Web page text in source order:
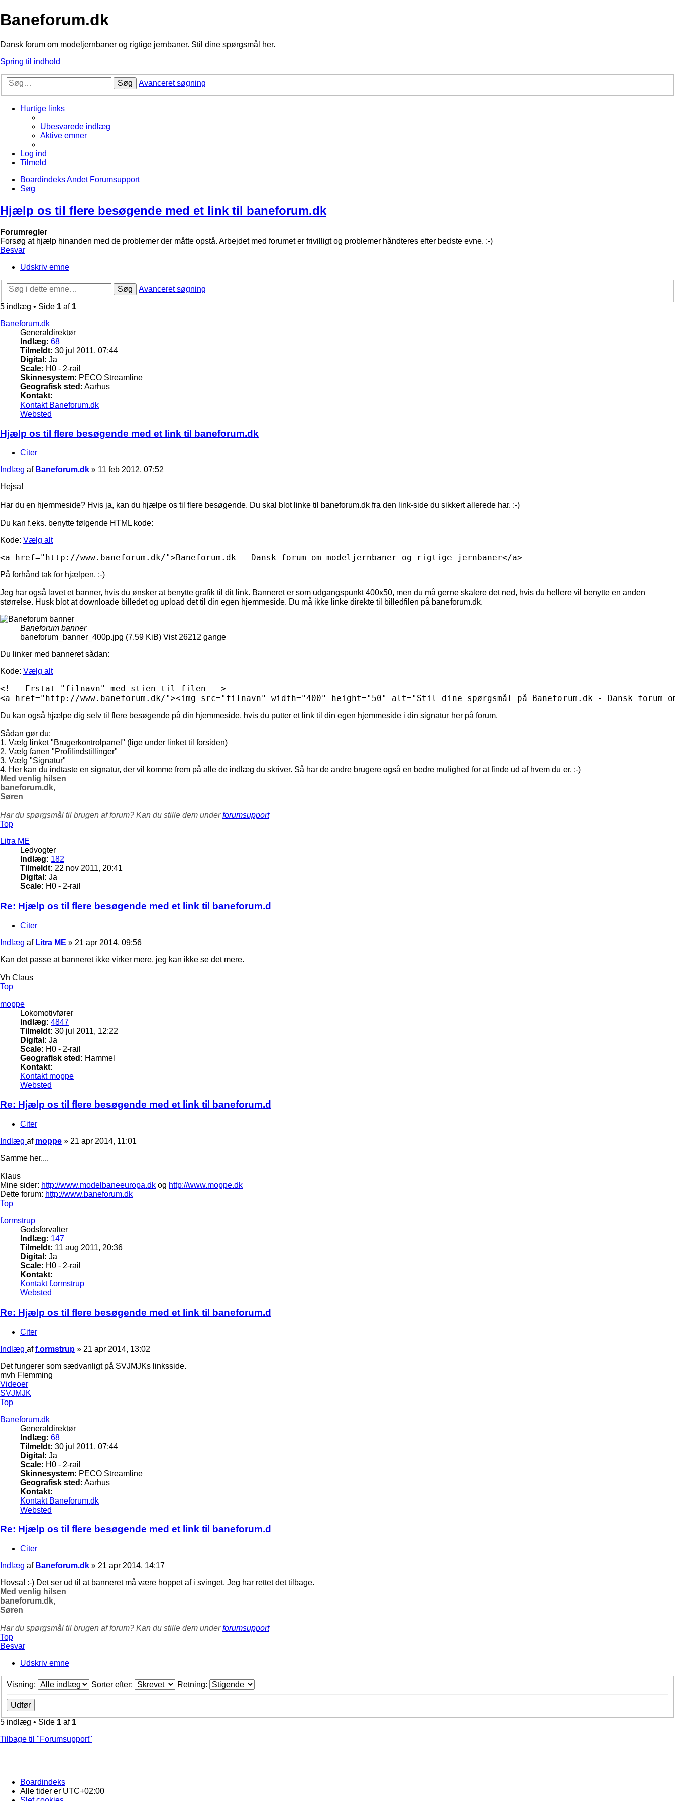
Baneforum.dk
Dansk forum om modeljernbaner og rigtige jernbaner. Stil dine spørgsmål her.
Spring til indhold
Søg Avanceret søgning
Hurtige links
Ubesvarede indlæg
Aktive emner
Log ind
Tilmeld
BoardindeksAndet Forumsupport
Søg
Hjælp os til flere besøgende med et link til baneforum.dk
Forumregler
Forsøg at hjælp hinanden med de problemer der måtte opstå. Arbejdet med forumet er frivilligt og problemer håndteres efter bedste evne. :-)
Besvar
Udskriv emne
Søg
Avanceret søgning
5 indlæg • Side 1 af 1
Baneforum.dk
Generaldirektør
Indlæg: 68
Tilmeldt: 30 jul 2011, 07:44
Digital: Ja
Scale: H0 - 2-rail
Skinnesystem: PECO Streamline
Geografisk sted: Aarhus
Kontakt:
Kontakt Baneforum.dk
Websted
Hjælp os til flere besøgende med et link til baneforum.dk
Citer
Indlæg af Baneforum.dk » 11 feb 2012, 07:52
Hejsa!
Har du en hjemmeside? Hvis ja, kan du hjælpe os til flere besøgende. Du skal blot linke til baneforum.dk fra den link-side du sikkert allerede har. :-)
Du kan f.eks. benytte følgende HTML kode:
Kode: Vælg alt
<a href="http://www.baneforum.dk/">Baneforum.dk - Dansk forum om modeljernbaner og rigtige jernbaner</a>
På forhånd tak for hjælpen. :-)
Jeg har også lavet et banner, hvis du ønsker at benytte grafik til dit link. Banneret er som udgangspunkt 400x50, men du må gerne skalere det ned, hvis du hellere vil benytte en anden
størrelse. Husk blot at downloade billedet og upload det til din egen hjemmeside. Du må ikke linke direkte til billedfilen på baneforum.dk.
Baneforum banner
baneforum_banner_400p.jpg (7.59 KiB) Vist 26212 gange
Du linker med banneret sådan:
Kode: Vælg alt
<!-- Erstat "filnavn" med stien til filen -->
<a href="http://www.baneforum.dk/"><img src="filnavn" width="400" height="50" alt="Stil dine spørgsmål på Baneforum.dk - Dansk forum
Du kan også hjælpe dig selv til flere besøgende på din hjemmeside, hvis du putter et link til din egen hjemmeside i din signatur her på forum.
Sådan gør du:
1. Vælg linket "Brugerkontrolpanel" (lige under linket til forsiden)
2. Vælg fanen "Profilindstillinger"
3. Vælg "Signatur"
4. Her kan du indtaste en signatur, der vil komme frem på alle de indlæg du skriver. Så har de andre brugere også en bedre mulighed for at finde ud af hvem du er. :-)
Med venlig hilsen
baneforum.dk,
Søren
Har du spørgsmål til brugen af forum? Kan du stille dem underforumsupport
Top
Litra ME
Ledvogter
Indlæg: 182
Tilmeldt: 22 nov 2011, 20:41
Digital: Ja
Scale: H0 - 2-rail
Re: Hjælp os til flere besøgende med et link til baneforum.d
Citer
Indlæg af Litra ME » 21 apr 2014, 09:56
Kan det passe at banneret ikke virker mere, jeg kan ikke se det mere.
Vh Claus
Top
moppe
Lokomotivfører
Indlæg: 4847
Tilmeldt: 30 jul 2011, 12:22
Digital: Ja
Scale: H0 - 2-rail
Geografisk sted: Hammel
Kontakt:
Kontakt moppe
Websted
Re: Hjælp os til flere besøgende med et link til baneforum.d
Citer
Indlæg af moppe » 21 apr 2014, 11:01
Samme her....
Klaus
Mine sider: http://www.modelbaneeuropa.dk og http://www.moppe.dk
Dette forum: http://www.baneforum.dk
Top
f.ormstrup
Godsforvalter
Indlæg: 147
Tilmeldt: 11 aug 2011, 20:36
Digital: Ja
Scale: H0 - 2-rail
Kontakt:
Kontakt f.ormstrup
Websted
Re: Hjælp os til flere besøgende med et link til baneforum.d
Citer
Indlæg aff.ormstrup » 21 apr 2014, 13:02
Det fungerer som sædvanligt på SVJMJKs linksside.
mvh Flemming
Videoer
SVJMJK
Top
Baneforum.dk
Generaldirektør
Indlæg: 68
Tilmeldt: 30 jul 2011, 07:44
Digital: Ja
Scale: H0 - 2-rail
Skinnesystem: PECO Streamline
Geografisk sted: Aarhus
Kontakt:
Kontakt Baneforum.dk
Websted
Re: Hjælp os til flere besøgende med et link til baneforum.d
Citer
Indlæg af Baneforum.dk » 21 apr 2014, 14:17
Hovsa! :-) Det ser ud til at banneret må være hoppet af i svinget. Jeg har rettet det tilbage.
Med venlig hilsen
baneforum.dk,
Søren
Har du spørgsmål til brugen af forum? Kan du stille dem underforumsupport
Top
Besvar
Udskriv emne
Visning: Sorter efter: Retning:
5 indlæg • Side 1 af 1
Tilbage til "Forumsupport"
Boardindeks
Alle tider er UTC+02:00